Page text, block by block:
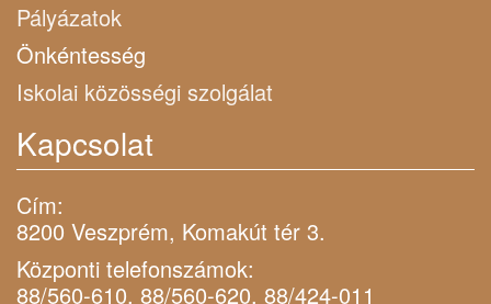
Pályázatok
Önkéntesség
Iskolai közösségi szolgálat
Kapcsolat
Cím:
8200 Veszprém, Komakút tér 3.
Központi telefonszámok:
88/560-610, 88/560-620, 88/424-011